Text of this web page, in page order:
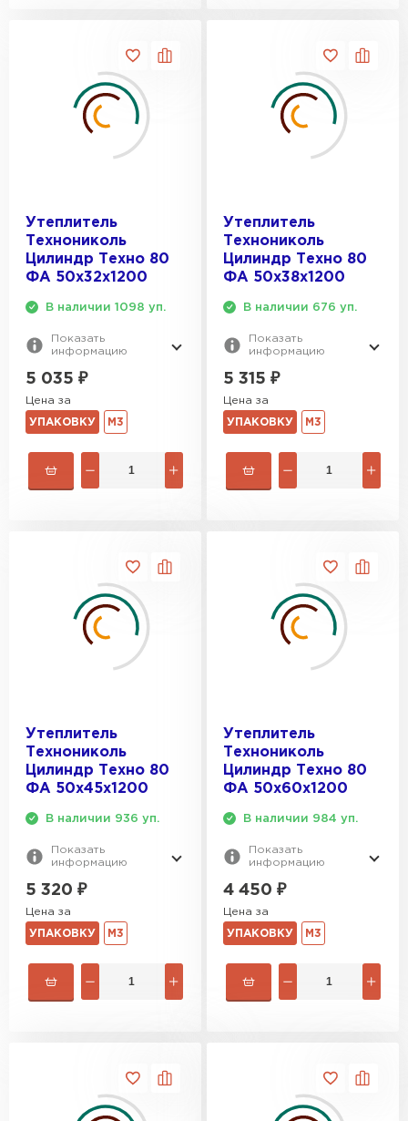
Утеплитель
Технониколь
Цилиндр Техно 80
ФА 50х32х1200
В наличии 1098 уп.
Показать
информацию
5 035 ₽
Цена за
УПАКОВКУ М3
Утеплитель
Технониколь
Цилиндр Техно 80
ФА 50х38х1200
В наличии 676 уп.
Показать
информацию
5 315 ₽
Цена за
УПАКОВКУ М3
Утеплитель
Технониколь
Цилиндр Техно 80
ФА 50х45х1200
В наличии 936 уп.
Показать
информацию
5 320 ₽
Цена за
УПАКОВКУ М3
Утеплитель
Технониколь
Цилиндр Техно 80
ФА 50х60х1200
В наличии 984 уп.
Показать
информацию
4 450 ₽
Цена за
УПАКОВКУ М3